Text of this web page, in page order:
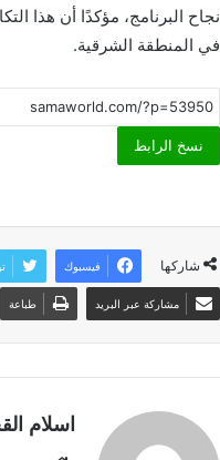
نجاح البرنامج، مؤكدًا أن هذا
في المنطقة الشرقية.
نسخ الرابط
شاركها فيسبوك
مشاركة عبر البريد طباعة
اسلام